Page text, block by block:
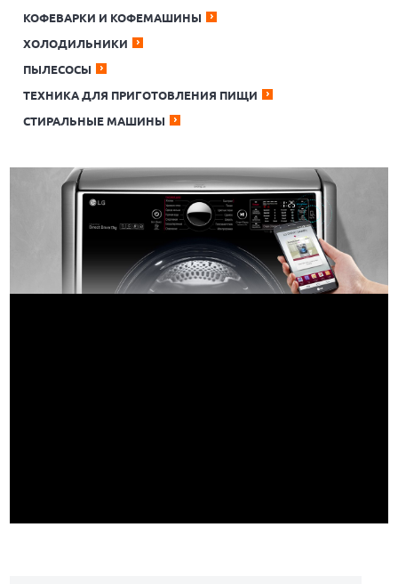
КОФЕВАРКИ И КОФЕМАШИНЫ
ХОЛОДИЛЬНИКИ
ПЫЛЕСОСЫ
ТЕХНИКА ДЛЯ ПРИГОТОВЛЕНИЯ ПИЩИ
СТИРАЛЬНЫЕ МАШИНЫ